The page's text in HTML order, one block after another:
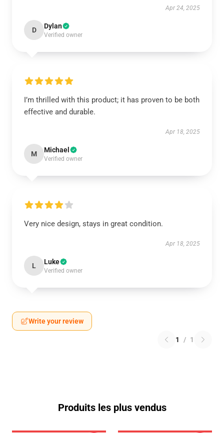
Apr 24, 2025
D Dylan
Verified owner
I’m thrilled with this product; it has proven to be both
effective and durable.
Apr 18, 2025
M Michael
Verified owner
Very nice design, stays in great condition.
Apr 18, 2025
L Luke
Verified owner
Write your review
1 / 1
Produits les plus vendus